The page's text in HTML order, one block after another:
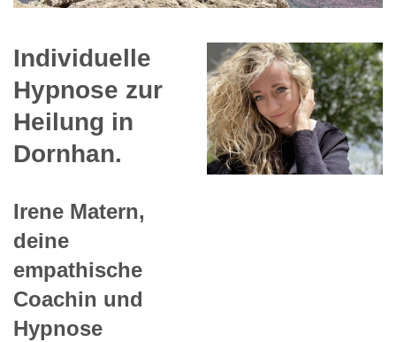
Individuelle
Hypnose zur
Heilung in
Dornhan.
Irene Matern,
deine
empathische
Coachin und
Hypnose